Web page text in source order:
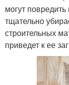
могут
тщательно
строительных
приведет к ее